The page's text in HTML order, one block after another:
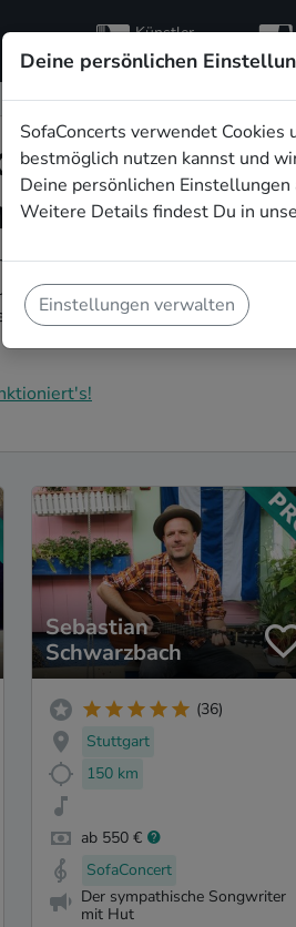
Künstler
entdecken
Main
für Dein Wohnzimmerkonzert
zu Deiner ganz privaten Bühne.
zu Deinen Vorstellungen
Sebastian
Schwarzbach
(36)
Stuttgart
150 km
ab 550 €
SofaConcert
Der sympathische Songwriter
mit Hut
Deine persönlichen
SofaConcerts verwendet
bestmöglich nutzen kannst und
Deine persönlichen Einstellungen
Weitere Details findest Du in
Einstellungen verwalten